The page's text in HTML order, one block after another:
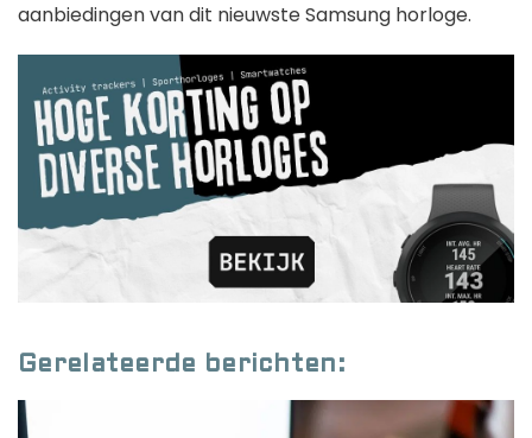
aanbiedingen van dit nieuwste Samsung horloge.
Gerelateerde berichten: